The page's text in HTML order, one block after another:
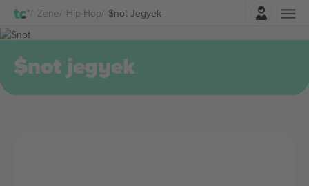
Zene Hip-Hop $not Jegyek
$not jegyek